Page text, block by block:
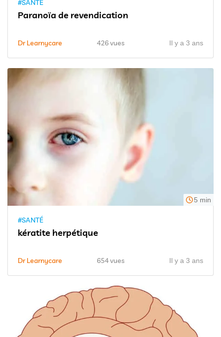
#SANTÉ
Paranoïa de revendication
Dr Learnycare 426 vues Il y a 3 ans
5 min
#SANTÉ
kératite herpétique
Dr Learnycare 654 vues Il y a 3 ans